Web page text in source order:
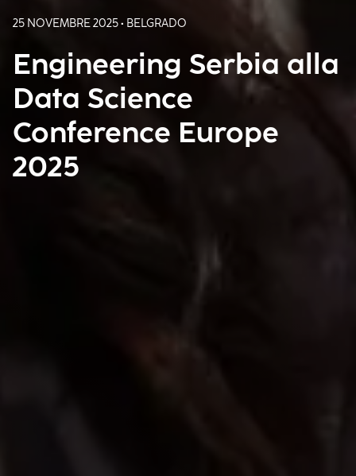
25 NOVEMBRE 2025 • BELGRADO
Engineering Serbia alla
Data Science
Conference Europe
2025